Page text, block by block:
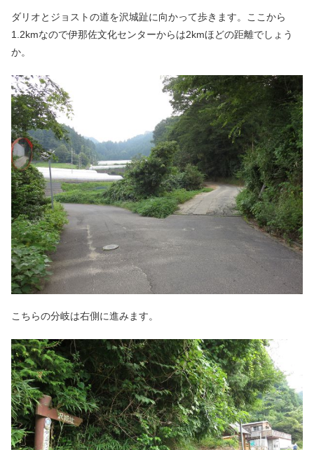
ダリオとジョストの道を沢城趾に向かって歩きます。ここから
1.2kmなので伊那佐文化センターからは2kmほどの距離でしょう
か。
こちらの分岐は右側に進みます。